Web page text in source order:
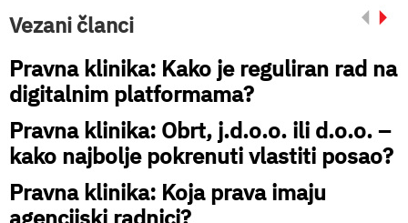
Vezani članci
Pravna klinika: Kako je reguliran rad na
digitalnim platformama?
Pravna klinika: Obrt, j.d.o.o. ili d.o.o. –
kako najbolje pokrenuti vlastiti posao?
Pravna klinika: Koja prava imaju